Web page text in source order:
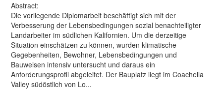
Abstract:
Die vorliegende Diplomarbeit beschäftigt sich mit der
Verbesserung der Lebensbedingungen sozial benachteiligter
Landarbeiter im südlichen Kalifornien. Um die derzeitige
Situation einschätzen zu können, wurden klimatische
Gegebenheiten, Bewohner, Lebensbedingungen und
Bauweisen intensiv untersucht und daraus ein
Anforderungsprofil abgeleitet. Der Bauplatz liegt im Coachella
Valley südöstlich von Lo...